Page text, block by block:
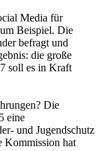
Media für
Beispiel. Die
befragt und
die große
soll es in Kraft
Die
eine
und Jugendschutz
Kommission hat